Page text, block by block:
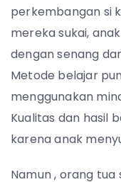
perkembangan si
mereka sukai,
dengan senang
Metode belajar
menggunakan
Kualitas dan hasil
karena anak
Namun , orang